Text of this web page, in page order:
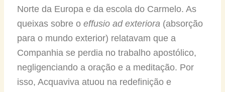
Norte da Europa e da escola do Carmelo. As
queixas sobre o effusio ad exteriora (absorção
para o mundo exterior) relatavam que a
Companhia se perdia no trabalho apostólico,
negligenciando a oração e a meditação. Por
isso, Acquaviva atuou na redefinição e